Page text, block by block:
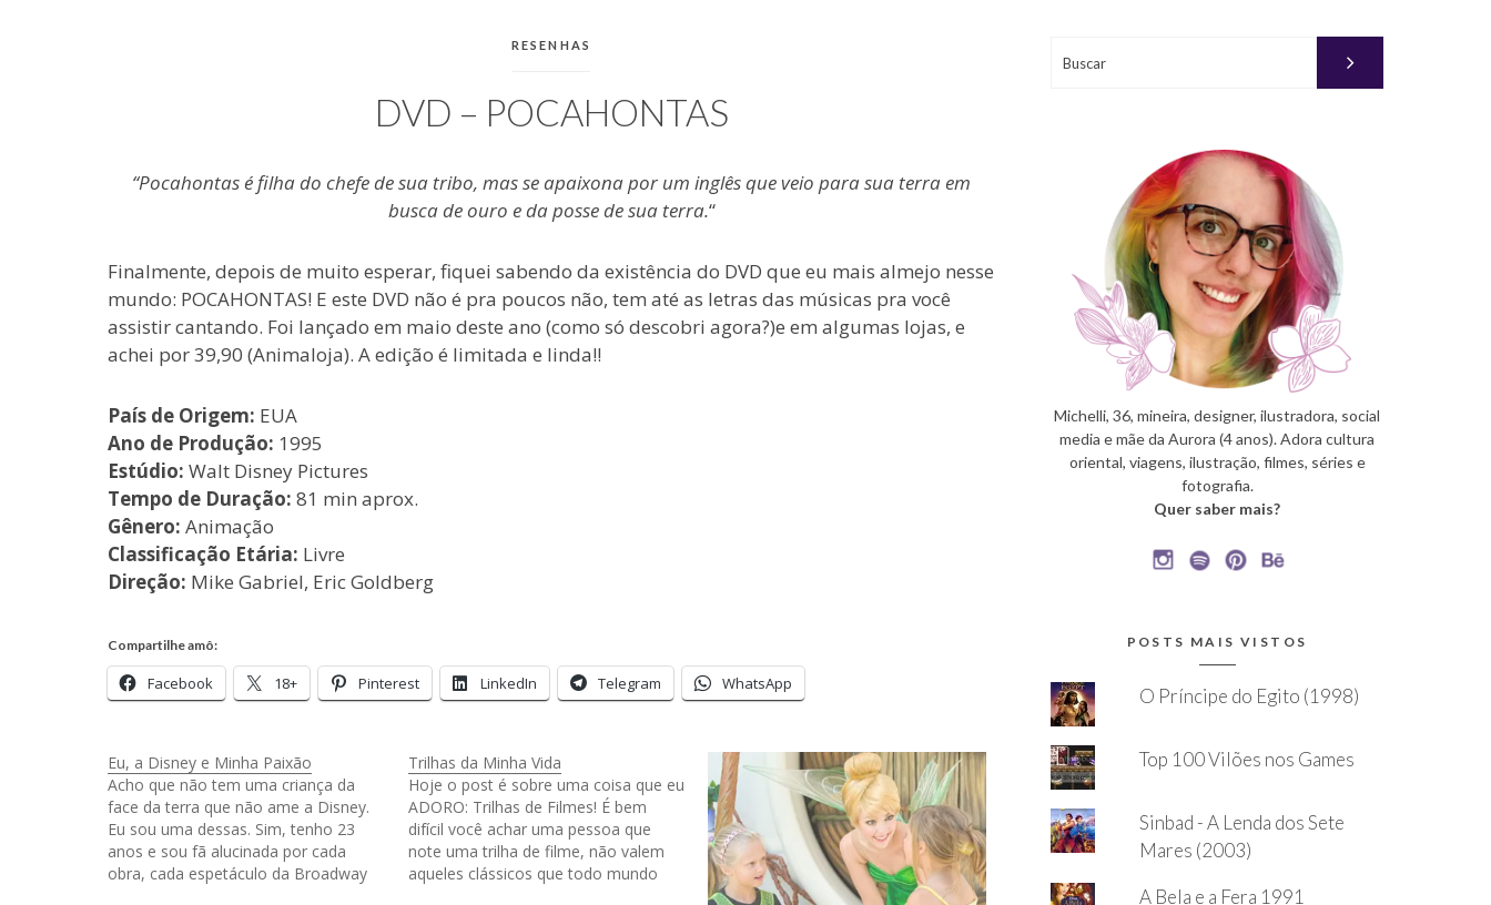
antiga.
CATEGORIAS:
RESENHAS
DVD – POCAHONTAS
“Pocahontas é filha do chefe de sua tribo, mas se apaixona por um inglês que veio para sua terra em
busca de ouro e da posse de sua terra.“
Finalmente, depois de muito esperar, fiquei sabendo da existência do DVD que eu mais almejo nesse
mundo: POCAHONTAS! E este DVD não é pra poucos não, tem até as letras das músicas pra você
assistir cantando. Foi lançado em maio deste ano (como só descobri agora?)e em algumas lojas, e
achei por 39,90 (Animaloja). A edição é limitada e linda!!
País de Origem: EUA
Ano de Produção: 1995
Estúdio: Walt Disney Pictures
Tempo de Duração: 81 min aprox.
Gênero: Animação
Classificação Etária: Livre
Direção: Mike Gabriel, Eric Goldberg
Compartilhe amô:
Facebook 18+ Pinterest LinkedIn Telegram WhatsApp
Eu, a Disney e Minha Paixão
Acho que não tem uma criança da
face da terra que não ame a Disney.
Eu sou uma dessas. Sim, tenho 23
anos e sou fã alucinada por cada
obra, cada espetáculo da Broadway
Trilhas da Minha Vida
Hoje o post é sobre uma coisa que eu
ADORO: Trilhas de Filmes! É bem
difícil você achar uma pessoa que
note uma trilha de filme, não valem
aqueles clássicos que todo mundo
Michelli, 36, mineira, designer, ilustradora, social
media e mãe da Aurora (4 anos). Adora cultura
oriental, viagens, ilustração, filmes, séries e
fotografia.
Quer saber mais?
POSTS MAIS VISTOS
O Príncipe do Egito (1998)
Top 100 Vilões nos Games
Sinbad - A Lenda dos Sete
Mares (2003)
A Bela e a Fera 1991